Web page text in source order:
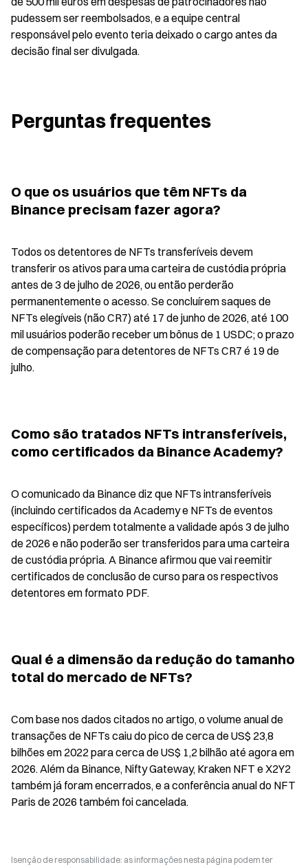
pudessem ser reembolsados, e a equipe central
responsável pelo evento teria deixado o cargo antes da
decisão final ser divulgada.
Perguntas frequentes
O que os usuários que têm NFTs da
Binance precisam fazer agora?
Todos os detentores de NFTs transferíveis devem
transferir os ativos para uma carteira de custódia própria
antes de 3 de julho de 2026, ou então perderão
permanentemente o acesso. Se concluírem saques de
NFTs elegíveis (não CR7) até 17 de junho de 2026, até 100
mil usuários poderão receber um bônus de 1 USDC; o prazo
de compensação para detentores de NFTs CR7 é 19 de
julho.
Como são tratados NFTs intransferíveis,
como certificados da Binance Academy?
O comunicado da Binance diz que NFTs intransferíveis
(incluindo certificados da Academy e NFTs de eventos
específicos) perdem totalmente a validade após 3 de julho
de 2026 e não poderão ser transferidos para uma carteira
de custódia própria. A Binance afirmou que vai reemitir
certificados de conclusão de curso para os respectivos
detentores em formato PDF.
Qual é a dimensão da redução do tamanho
total do mercado de NFTs?
Com base nos dados citados no artigo, o volume anual de
transações de NFTs caiu do pico de cerca de US$ 23,8
bilhões em 2022 para cerca de US$ 1,2 bilhão até agora em
2026. Além da Binance, Nifty Gateway, Kraken NFT e X2Y2
também já foram encerrados, e a conferência anual do NFT
Paris de 2026 também foi cancelada.
Isenção de responsabilidade: as informações nesta página podem ter